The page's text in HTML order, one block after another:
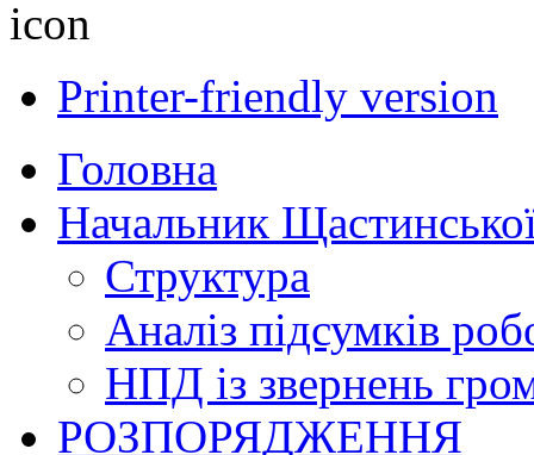
Printer-friendly version
Головна
Начальник
Структура
Аналіз підсумків
НПД із звернень
РОЗПОРЯДЖЕННЯ